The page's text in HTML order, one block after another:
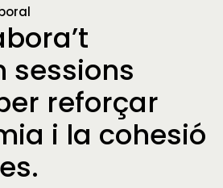
sessions
reforçar
i la cohesió